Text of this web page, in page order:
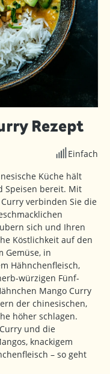
Rezept
Einfach
Küche hält
Speisen bereit. Mit
verbinden Sie die
sich und Ihren
Köstlichkeit auf den
Gemüse, in
Hähnchenfleisch,
würzigen Fünf-
Mango Curry
der chinesischen,
höher schlagen.
und die
knackigem
– so geht